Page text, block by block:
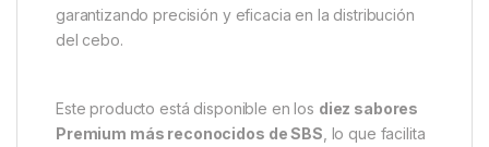
garantizando precisión y eficacia en la distribución
del cebo.
Este producto está disponible en los diez sabores
Premium más reconocidos de SBS , lo que facilita